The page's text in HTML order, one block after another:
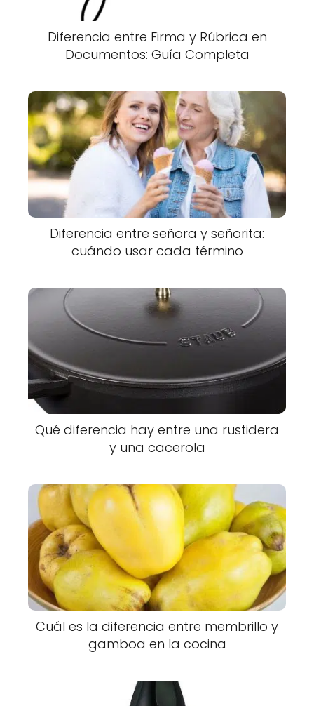
Diferencia entre Firma y Rúbrica en
Documentos: Guía Completa
Diferencia entre señora y señorita:
cuándo usar cada término
Qué diferencia hay entre una rustidera
y una cacerola
Cuál es la diferencia entre membrillo y
gamboa en la cocina